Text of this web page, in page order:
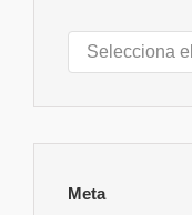
Arxius
Meta